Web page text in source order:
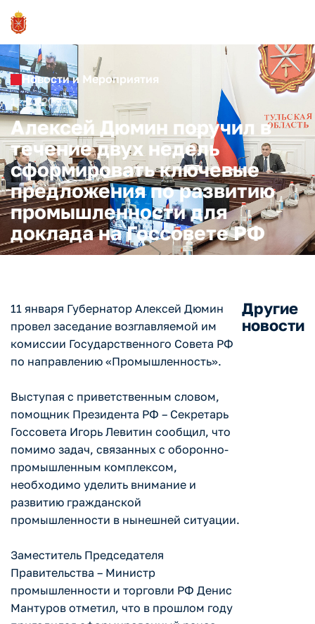
Новости и Мероприятия
11.01.2023
Алексей Дюмин поручил в
течение двух недель
сформировать ключевые
предложения по развитию
промышленности для
доклада на Госсовете РФ
11 января Губернатор Алексей Дюмин
провел заседание возглавляемой им
комиссии Государственного Совета РФ
по направлению «Промышленность».
Выступая с приветственным словом,
помощник Президента РФ – Секретарь
Госсовета Игорь Левитин сообщил, что
помимо задач, связанных с оборонно-
промышленным комплексом,
необходимо уделить внимание и
развитию гражданской
промышленности в нынешней ситуации.
Заместитель Председателя
Правительства – Министр
промышленности и торговли РФ Денис
Мантуров отметил, что в прошлом году
Другие
новости